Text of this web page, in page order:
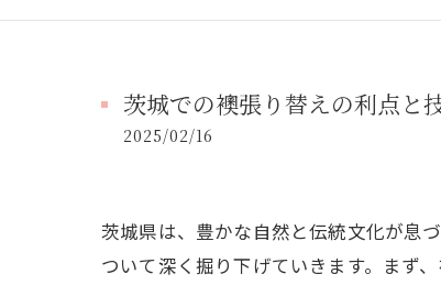
茨城での襖張り替えの利点と
2025/02/16
茨城県は、豊かな自然と伝統文化が息
ついて深く掘り下げていきます。まず